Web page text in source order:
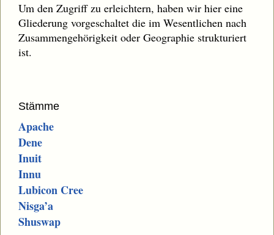
Um den Zugriff zu erleichtern, haben wir hier eine
Gliederung vorgeschaltet die im Wesentlichen nach
Zusammengehörigkeit oder Geographie strukturiert
ist.
Stämme
Apache
Dene
Inuit
Innu
Lubicon Cree
Nisga’a
Shuswap